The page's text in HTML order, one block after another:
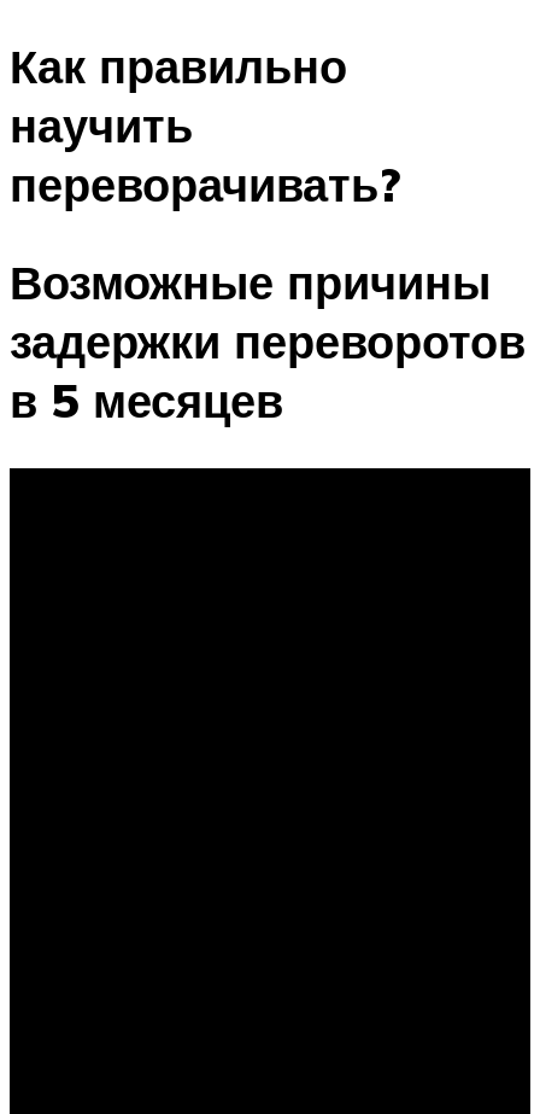
Как правильно
научить
переворачивать?
Возможные причины
задержки переворотов
в 5 месяцев